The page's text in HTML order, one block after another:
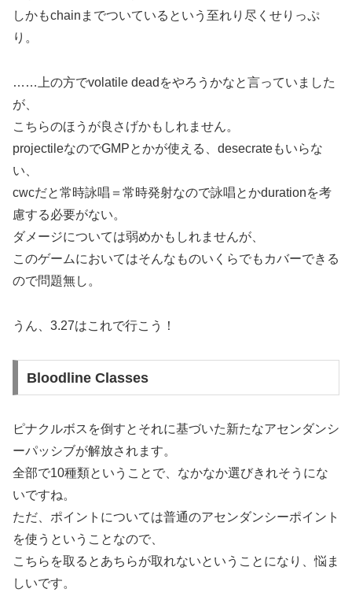
しかもchainまでついているという至れり尽くせりっぷ
り。
……上の方でvolatile deadをやろうかなと言っていました
が、
こちらのほうが良さげかもしれません。
projectileなのでGMPとかが使える、desecrateもいらな
い、
cwcだと常時詠唱＝常時発射なので詠唱とかdurationを考
慮する必要がない。
ダメージについては弱めかもしれませんが、
このゲームにおいてはそんなものいくらでもカバーできる
ので問題無し。
うん、3.27はこれで行こう！
Bloodline Classes
ピナクルボスを倒すとそれに基づいた新たなアセンダンシ
ーパッシブが解放されます。
全部で10種類ということで、なかなか選びきれそうにな
いですね。
ただ、ポイントについては普通のアセンダンシーポイント
を使うということなので、
こちらを取るとあちらが取れないということになり、悩ま
しいです。